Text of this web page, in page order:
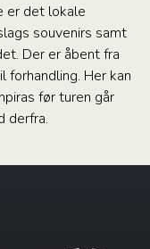
er det lokale
souvenirs samt
Der er åbent fra
Her kan
før turen går
derfra.